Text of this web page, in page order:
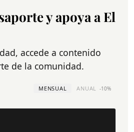
y apoya a El
accede a contenido
de la comunidad.
MENSUAL ANUAL -10%